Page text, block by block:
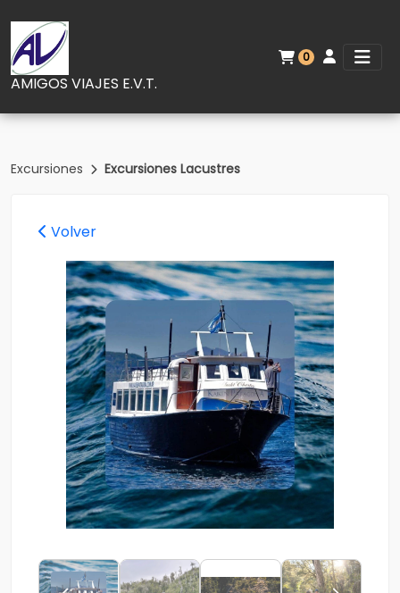
AMIGOS VIAJES E.V.T.
0
Excursiones Excursiones Lacustres
Volver